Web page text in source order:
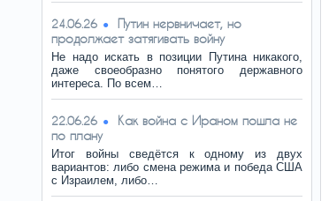
24.06.26
Путин нервничает, но
продолжает затягивать войну
Не надо искать в позиции Путина никакого,
даже своеобразно понятого державного
интереса. По всем…
22.06.26
Как война с Ираном пошла не
по плану
Итог войны сведётся к одному из двух
вариантов: либо смена режима и победа США
с Израилем, либо…